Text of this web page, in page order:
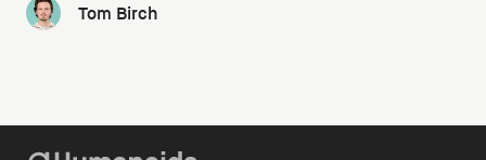
Tom Birch